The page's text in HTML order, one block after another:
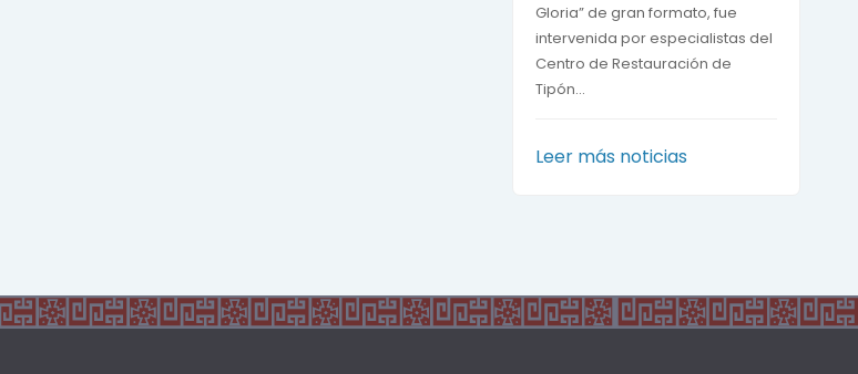
Gloria” de gran formato, fue
intervenida por especialistas del
Centro de Restauración de
Tipón...
Leer más noticias